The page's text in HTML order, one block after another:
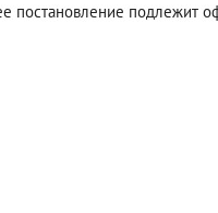
постановление подлежит